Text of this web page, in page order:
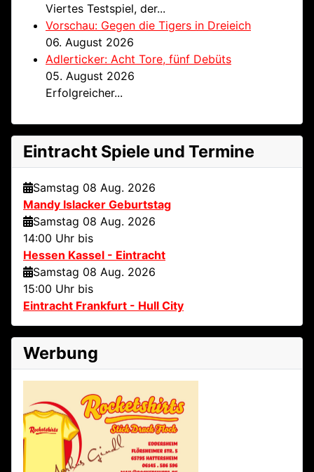
Viertes Testspiel, der...
Vorschau: Gegen die Tigers in Dreieich
06. August 2026
Adlerticker: Acht Tore, fünf Debüts
05. August 2026
Erfolgreicher...
Eintracht Spiele und Termine
Samstag 08 Aug. 2026
Mandy Islacker Geburtstag
Samstag 08 Aug. 2026
14:00 Uhr bis
Hessen Kassel - Eintracht
Samstag 08 Aug. 2026
15:00 Uhr bis
Eintracht Frankfurt - Hull City
Werbung